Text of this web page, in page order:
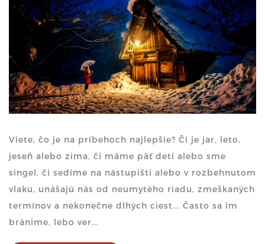
Viete, čo je na príbehoch najlepšie? Či je jar, leto,
jeseň alebo zima, či máme päť detí alebo sme
singel, či sedíme na nástupišti alebo v rozbehnutom
vlaku, unášajú nás od neumytého riadu, zmeškaných
termínov a nekonečne dlhých ciest... Často sa im
bránime, lebo ver...